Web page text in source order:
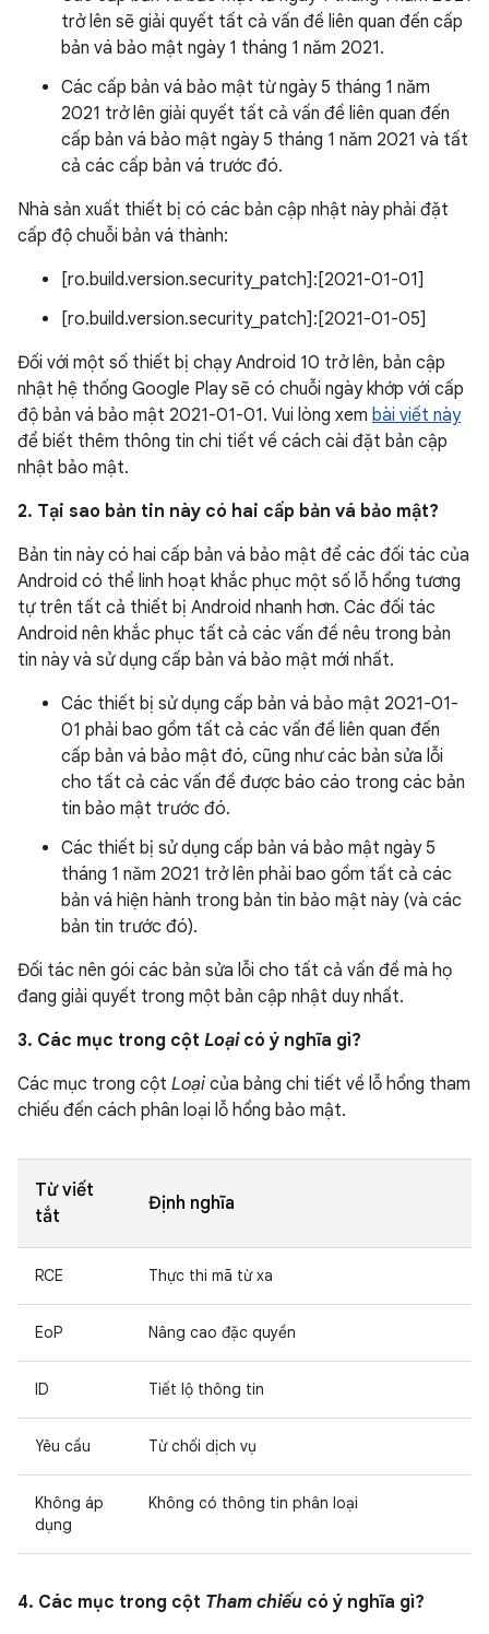
trở lên sẽ giải quyết tất cả vấn đề liên quan đến cấp
bản vá bảo mật ngày 1 tháng 1 năm 2021.
Các cấp bản vá bảo mật từ ngày 5 tháng 1 năm
2021 trở lên giải quyết tất cả vấn đề liên quan đến
cấp bản vá bảo mật ngày 5 tháng 1 năm 2021 và tất
cả các cấp bản vá trước đó.
Nhà sản xuất thiết bị có các bản cập nhật này phải đặt
cấp độ chuỗi bản vá thành:
[ro.build.version.security_patch]:[2021-01-01]
[ro.build.version.security_patch]:[2021-01-05]
Đối với một số thiết bị chạy Android 10 trở lên, bản cập
nhật hệ thống Google Play sẽ có chuỗi ngày khớp với cấp
độ bản vá bảo mật 2021-01-01. Vui lòng xem bài viết này
để biết thêm thông tin chi tiết về cách cài đặt bản cập
nhật bảo mật.
2. Tại sao bản tin này có hai cấp bản vá bảo mật?
Bản tin này có hai cấp bản vá bảo mật để các đối tác của
Android có thể linh hoạt khắc phục một số lỗ hổng tương
tự trên tất cả thiết bị Android nhanh hơn. Các đối tác
Android nên khắc phục tất cả các vấn đề nêu trong bản
tin này và sử dụng cấp bản vá bảo mật mới nhất.
Các thiết bị sử dụng cấp bản vá bảo mật 2021-01-
01 phải bao gồm tất cả các vấn đề liên quan đến
cấp bản vá bảo mật đó, cũng như các bản sửa lỗi
cho tất cả các vấn đề được báo cáo trong các bản
tin bảo mật trước đó.
Các thiết bị sử dụng cấp bản vá bảo mật ngày 5
tháng 1 năm 2021 trở lên phải bao gồm tất cả các
bản vá hiện hành trong bản tin bảo mật này (và các
bản tin trước đó).
Đối tác nên gói các bản sửa lỗi cho tất cả vấn đề mà họ
đang giải quyết trong một bản cập nhật duy nhất.
3. Các mục trong cột Loạicó ý nghĩa gì?
Các mục trong cột Loại của bảng chi tiết về lỗ hổng tham
chiếu đến cách phân loại lỗ hổng bảo mật.
Từ viết
tắt
Định nghĩa
RCE Thực thi mã từ xa
EoP Nâng cao đặc quyền
ID Tiết lộ thông tin
Yêu cầu Từ chối dịch vụ
Không áp
dụng
Không có thông tin phân loại
4. Các mục trong cột Tham chiếu có ý nghĩa gì?